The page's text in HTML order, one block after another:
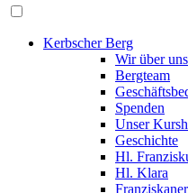
Kerbscher Berg
Wir über uns
Bergteam
Spenden
Unser
Geschichte
Hl.
Hl. Klara
Franziskaner